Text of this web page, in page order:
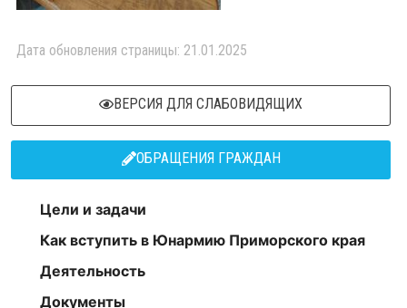
Дата обновления страницы: 21.01.2025
ВЕРСИЯ ДЛЯ СЛАБОВИДЯЩИХ
ОБРАЩЕНИЯ ГРАЖДАН
Цели и задачи
Как вступить в Юнармию Приморского края
Деятельность
Документы